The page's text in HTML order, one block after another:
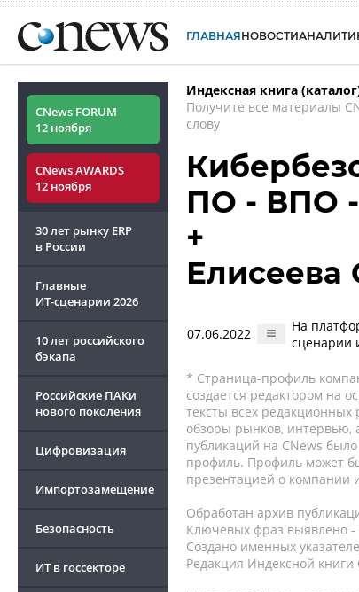
ГЛАВНАЯНОВОСТИ
CNews FORUM
12 ноября
CNews AWARDS
12 ноября
30 лет рынку ERP
в России
Главные
ИТ-сценарии 2026
10 лет российского
бэкапа
Российские ПАКи
нового поколения
Цифровизация
Импортозамещение
Безопасность
ИТ в госсекторе
Индексная книга
Получите все материалы
слову
ПО - ВПО -
+
Елисеева
07.06.2022
На
сценарии
* Страница-профиль
создается редактором на
тексты всех редакционных
обзоры рынков, интервью,
публикаций на CNews
профиль. Профиль может
презентацией о компании
Обработан архив
Ключевых фраз выявлено -
Создано именных
Редакция Индексной книги